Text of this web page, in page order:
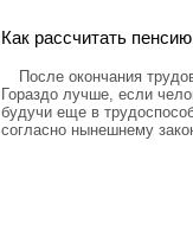
Как рассчитать
После окончания
Гораздо лучше, если
будучи еще в
согласно нынешнему